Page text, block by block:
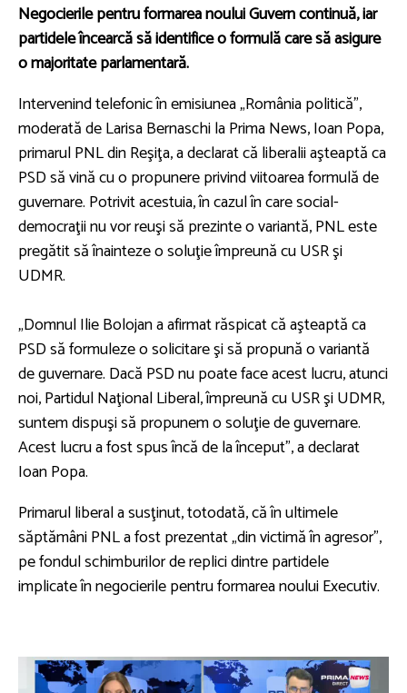
Negocierile pentru formarea noului Guvern continuă, iar
partidele încearcă să identifice o formulă care să asigure
o majoritate parlamentară.
Intervenind telefonic în emisiunea „România politică”,
moderată de Larisa Bernaschi la Prima News, Ioan Popa,
primarul PNL din Reşiţa, a declarat că liberalii aşteaptă ca
PSD să vină cu o propunere privind viitoarea formulă de
guvernare. Potrivit acestuia, în cazul în care social-
democraţii nu vor reuşi să prezinte o variantă, PNL este
pregătit să înainteze o soluţie împreună cu USR şi
UDMR.
„Domnul Ilie Bolojan a afirmat răspicat că aşteaptă ca
PSD să formuleze o solicitare şi să propună o variantă
de guvernare. Dacă PSD nu poate face acest lucru, atunci
noi, Partidul Naţional Liberal, împreună cu USR şi UDMR,
suntem dispuşi să propunem o soluţie de guvernare.
Acest lucru a fost spus încă de la început”, a declarat
Ioan Popa.
Primarul liberal a susţinut, totodată, că în ultimele
săptămâni PNL a fost prezentat „din victimă în agresor”,
pe fondul schimburilor de replici dintre partidele
implicate în negocierile pentru formarea noului Executiv.